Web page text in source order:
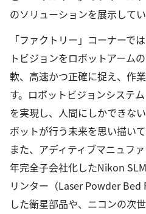
のソリューションを展示してい
「ファクトリー」コーナーで
トビジョンをロボットアーム
軟、高速かつ正確に捉え、作
す。ロボットビジョンシステ
を実現し、人間にしかできな
ボットが行う未来を思い描いて
また、アディティブマニュフ
年完全子会社化したNikon
リンター（Laser Powder
した衛星部品や、ニコンの次